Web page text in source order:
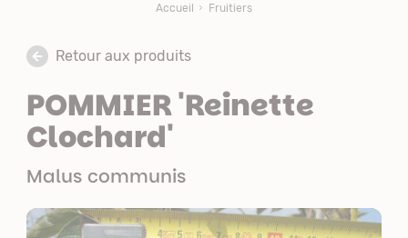
Accueil Fruitiers
Retour aux produits
POMMIER 'Reinette
Clochard'
Malus communis